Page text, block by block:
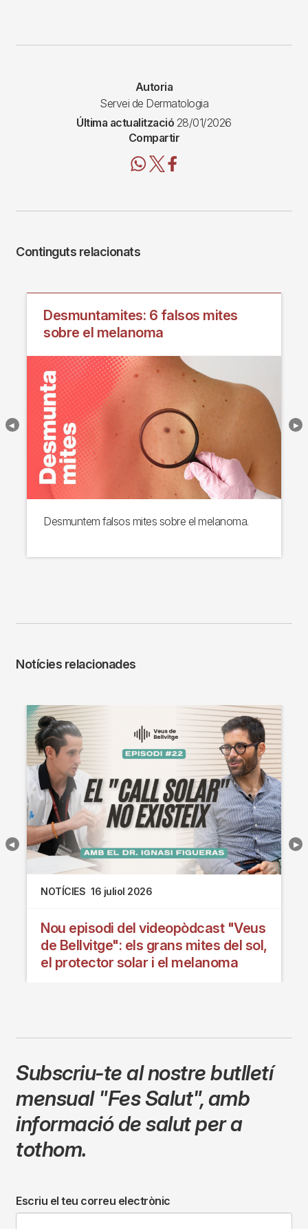
Autoria
Servei de Dermatologia
Última actualització 28/01/2026
Compartir
Continguts relacionats
Desmuntamites: 6 falsos mites
sobre el melanoma
Desmuntem falsos mites sobre el melanoma.
Notícies relacionades
NOTÍCIES 16 juliol 2026
Nou episodi del videopòdcast "Veus
de Bellvitge": els grans mites del sol,
el protector solar i el melanoma
Subscriu-te al nostre butlletí
mensual "Fes Salut",amb
informació de salut per a
tothom.
Escriu el teu correu electrònic